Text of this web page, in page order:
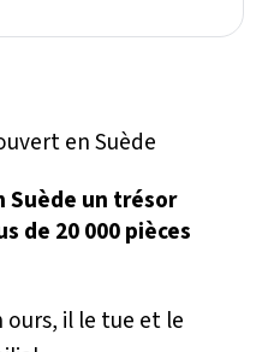
Suède un trésor
de 20 000 pièces